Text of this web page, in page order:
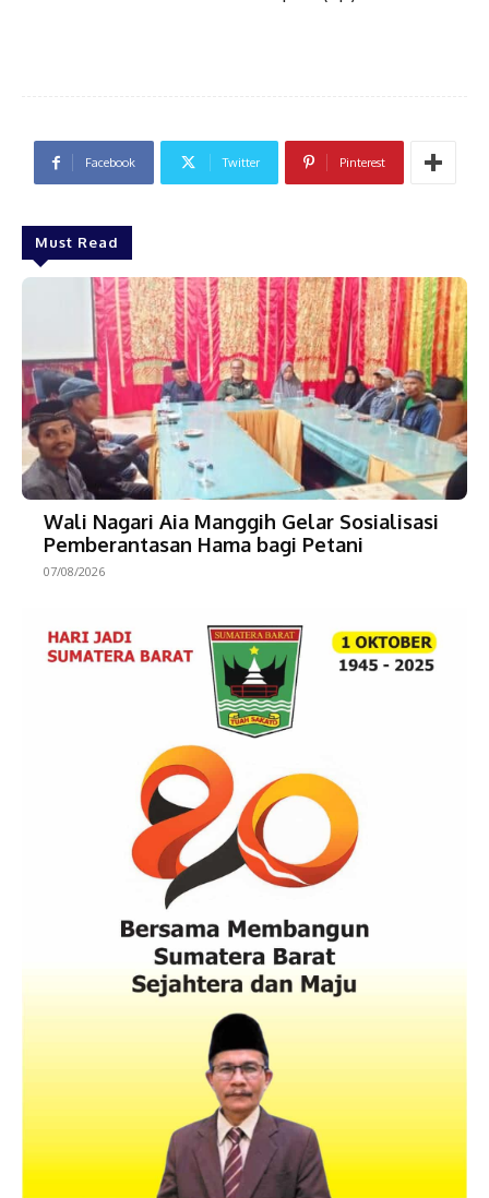
Facebook Twitter Pinterest
Must Read
Wali Nagari Aia Manggih Gelar Sosialisasi
Pemberantasan Hama bagi Petani
07/08/2026